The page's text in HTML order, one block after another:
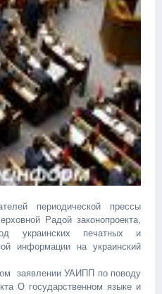
периодической прессы
Радой законопроекта,
украинских печатных и
информации на украинский
заявлении УАИПП по поводу
О государственном языке и